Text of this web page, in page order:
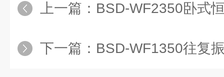
上一篇： BSD-WF2350卧式
下一篇： BSD-WF1350往复振荡式